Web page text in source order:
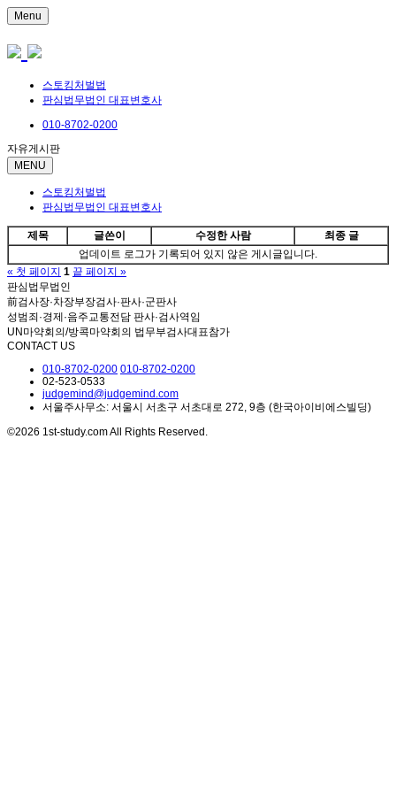
Menu
스토킹처벌법
판심법무법인 대표변호사
010-8702-0200
자유게시판
MENU
스토킹처벌법
판심법무법인 대표변호사
제목 글쓴이 수정한 사람
최종 글
업데이트 로그가 기록되어 있지 않은 게시글입니다.
« 첫 페이지 1 끝 페이지 »
판심법무법인
前검사장·차장부장검사·판사·군판사
성범죄·경제·음주교통전담 판사·검사역임
UN마약회의/방콕마약회의 법무부검사대표참가
CONTACT US
010-8702-0200 010-8702-0200
02-523-0533
judgemind@judgemind.com
서울주사무소: 서울시 서초구 서초대로 272, 9층 (한국아이비에스빌딩)
©2026 1st-study.com All Rights Reserved.